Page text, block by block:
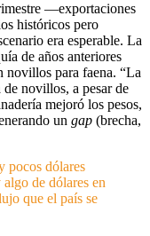
—exportaciones
históricos pero
era esperable. La
de años anteriores
novillos para faena. “La
novillos, a pesar de
mejoró los pesos,
un gap (brecha,
pocos dólares
de dólares en
que el país se